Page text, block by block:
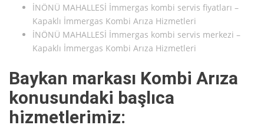
İNÖNÜ MAHALLESİ İmmergas kombi servis fiyatları –
Kapaklı İmmergas Kombi Arıza Hizmetleri
İNÖNÜ MAHALLESİ İmmergas kombi servis merkezi –
Kapaklı İmmergas Kombi Arıza Hizmetleri
Baykan markası Kombi Arıza
konusundaki başlıca
hizmetlerimiz: